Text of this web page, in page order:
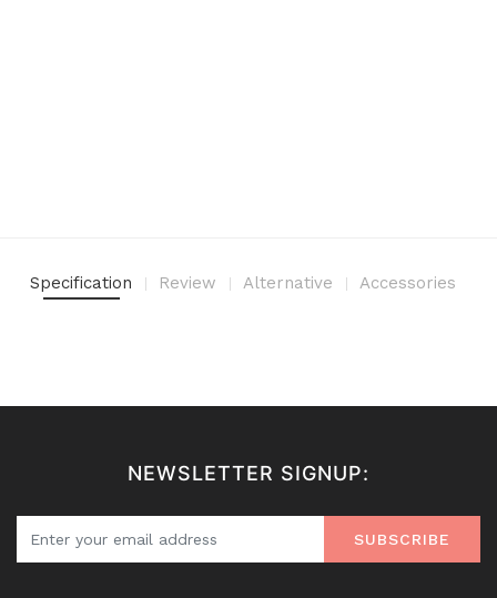
Specification Review Alternative Accessories
NEWSLETTER SIGNUP:
SUBSCRIBE